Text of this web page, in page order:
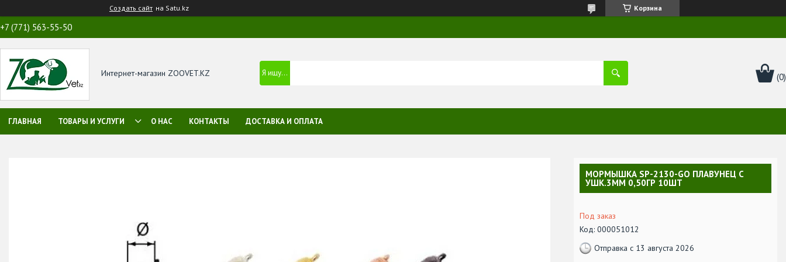
Создать сайт на Satu.kz Корзина
+7 (771) 563-55-50
Интернет-магазин ZOOVET.KZ
ГЛАВНАЯ ТОВАРЫ И УСЛУГИ О НАС КОНТАКТЫ ДОСТАВКА И ОПЛАТА
МОРМЫШКА SP-2130-GO ПЛАВУНЕЦ С
УШК.3ММ 0,50ГР 10ШТ
Под заказ
Код: 000051012
Отправка с 13 августа 2026